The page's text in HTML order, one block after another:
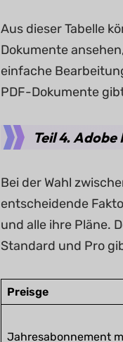
Aus dieser Tabelle
Dokumente
einfache
PDF-Dokumente
Teil 4.
Bei der Wahl
entscheidende
und alle ihre Pläne.
Standard und Pro
Preisge
Jahresabonnement